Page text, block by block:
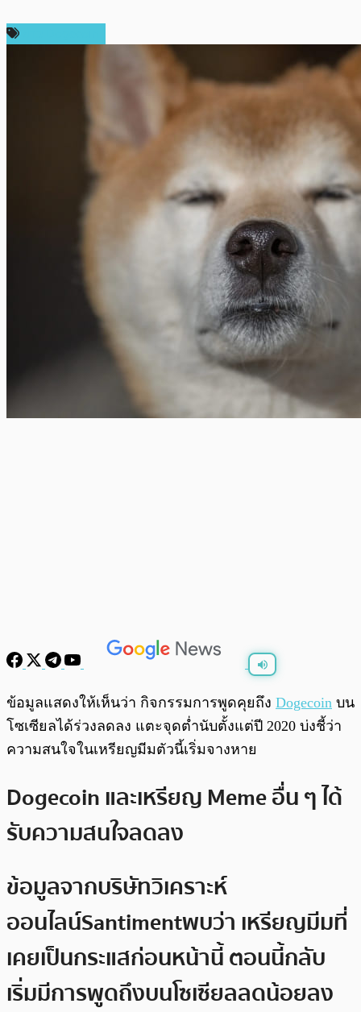
พร้อมเล่น
ข้อมูลแสดงให้เห็นว่า กิจกรรมการพูดคุยถึง Dogecoin บน
โซเซียลได้ร่วงลดลง แตะจุดต่ำนับตั้งแต่ปี 2020 บ่งชี้ว่า
ความสนใจในเหรียญมีมตัวนี้เริ่มจางหาย
Dogecoin และเหรียญ Meme อื่น ๆ ได้
รับความสนใจลดลง
ข้อมูลจากบริษัทวิเคราะห์
ออนไลน์Santimentพบว่า เหรียญมีมที่
เคยเป็นกระแสก่อนหน้านี้ ตอนนี้กลับ
เริ่มมีการพูดถึงบนโซเซียลลดน้อยลง